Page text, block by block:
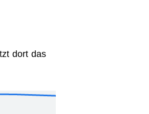
dort das